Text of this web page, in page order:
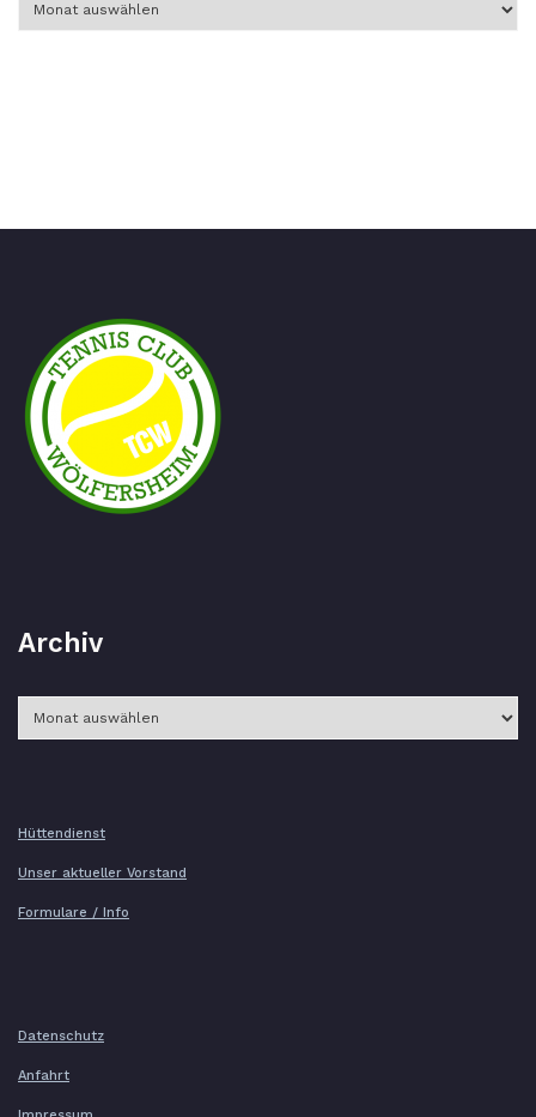
Archiv
Hüttendienst
Unser aktueller Vorstand
Formulare / Info
Datenschutz
Anfahrt